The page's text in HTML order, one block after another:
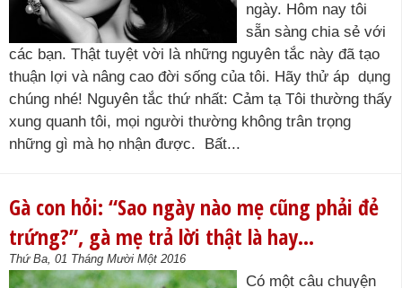
ngày. Hôm nay tôi
sẵn sàng chia sẻ với
các bạn. Thật tuyệt vời là những nguyên tắc này đã tạo
thuận lợi và nâng cao đời sống của tôi. Hãy thử áp dụng
chúng nhé! Nguyên tắc thứ nhất: Cảm tạ Tôi thường thấy
xung quanh tôi, mọi người thường không trân trọng
những gì mà họ nhận được. Bất...
Gà con hỏi: “Sao ngày nào mẹ cũng phải đẻ
trứng?”, gà mẹ trả lời thật là hay…
Thứ Ba, 01 Tháng Mười Một 2016
Có một câu chuyện